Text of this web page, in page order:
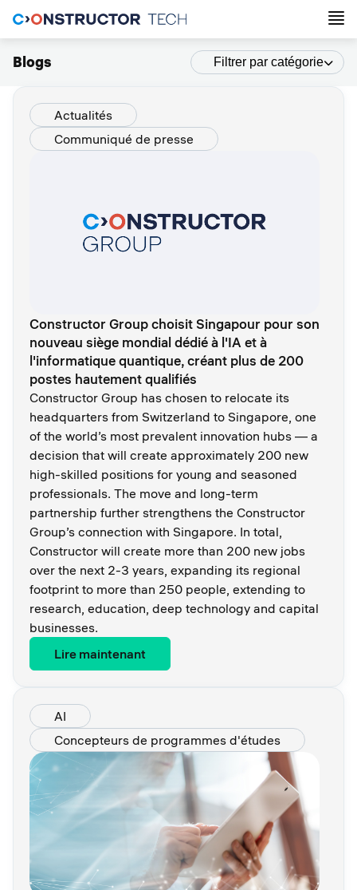
Blogs Filtrer par catégorie
Actualités
Communiqué de presse
Constructor Group choisit Singapour pour son
nouveau siège mondial dédié à l'IA et à
l'informatique quantique, créant plus de 200
postes hautement qualifiés
Constructor Group has chosen to relocate its
headquarters from Switzerland to Singapore, one
of the world’s most prevalent innovation hubs — a
decision that will create approximately 200 new
high-skilled positions for young and seasoned
professionals. The move and long-term
partnership further strengthens the Constructor
Group’s connection with Singapore. In total,
Constructor will create more than 200 new jobs
over the next 2-3 years, expanding its regional
footprint to more than 250 people, extending to
research, education, deep technology and capital
businesses.
Lire maintenant
AI
Concepteurs de programmes d'études